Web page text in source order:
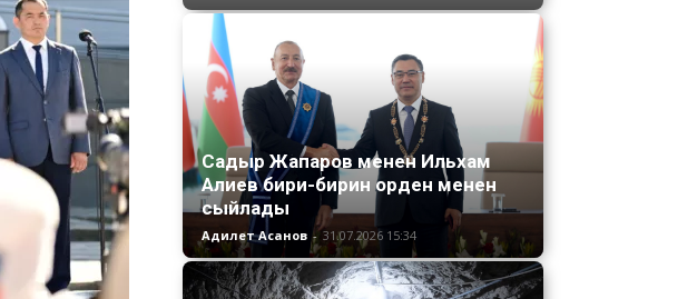
Садыр Жапаров менен Ильхам
Алиев бири-бирин орден менен
сыйлады
Адилет Асанов - 31.07.2026 15:34